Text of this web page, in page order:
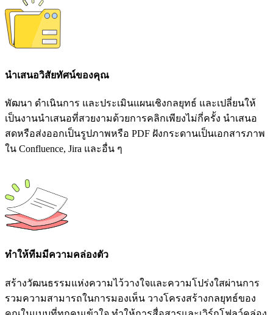
นำเสนอวิสัยทัศน์ของคุณ
พัฒนา ดำเนินการ และประเมินแผนเชิงกลยุทธ์ และเปลี่ยนให้
เป็นงานนำเสนอที่สวยงามด้วยการคลิกเพียงไม่กี่ครั้ง นำเสนอ
สดหรือส่งออกเป็นรูปภาพหรือ PDF ฝังกระดานเป็นเอกสารภาพ
ใน Confluence, Jira และอื่น ๆ
ทำให้ทีมมีความคล่องตัว
สร้างวัฒนธรรมแห่งความไว้วางใจและความโปร่งใสผ่านการ
รวมความสามารถในการมองเห็น วางโครงสร้างกลยุทธ์ของ